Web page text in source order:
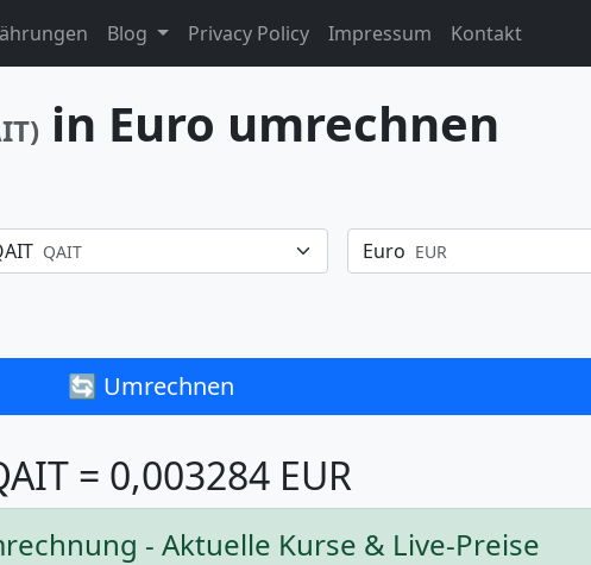
Blog Privacy Policy Impressum Kontakt
in Euro umrechnen
QAIT Euro EUR
🔄 Umrechnen
= 0,003284 EUR
- Aktuelle Kurse & Live-Preise